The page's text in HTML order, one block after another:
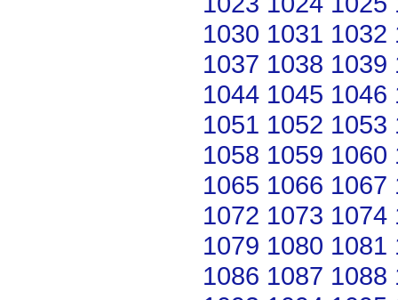
1030 1031 1032
1037 1038 1039
1044 1045 1046
1051 1052 1053
1058 1059 1060
1065 1066 1067
1072 1073 1074
1079 1080 1081
1086 1087 1088